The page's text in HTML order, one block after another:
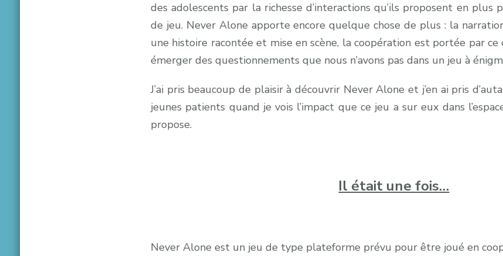
en
des adolescents par la richesse d’interactions qu’ils proposent en plus
de jeu. Never Alone apporte encore quelque chose de plus : la
une histoire racontée et mise en scène, la coopération est portée par
émerger des questionnements que nous n’avons pas dans un jeu à
J’ai pris beaucoup de plaisir à découvrir Never Alone et j’en ai pris
jeunes patients quand je vois l’impact que ce jeu a sur eux dans
propose.
Il était une fois…
Never Alone est un jeu de type plateforme prévu pour être joué en